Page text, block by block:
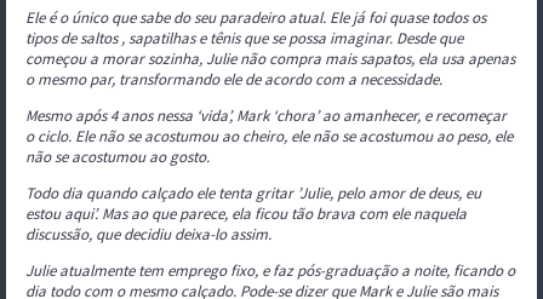
Ele é o único que sabe do seu paradeiro atual. Ele já foi quase todos os
tipos de saltos , sapatilhas e tênis que se possa imaginar. Desde que
começou a morar sozinha, Julie não compra mais sapatos, ela usa apenas
o mesmo par, transformando ele de acordo com a necessidade.
Mesmo após 4 anos nessa ‘vida’, Mark ‘chora’ ao amanhecer, e recomeçar
o ciclo. Ele não se acostumou ao cheiro, ele não se acostumou ao peso, ele
não se acostumou ao gosto.
Todo dia quando calçado ele tenta gritar ’Julie, pelo amor de deus, eu
estou aqui’. Mas ao que parece, ela ficou tão brava com ele naquela
discussão, que decidiu deixa-lo assim.
Julie atualmente tem emprego fixo, e faz pós-graduação a noite, ficando o
dia todo com o mesmo calçado. Pode-se dizer que Mark e Julie são mais